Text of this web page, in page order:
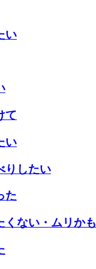
い
て
い
りしたい
た
くない・ムリかも